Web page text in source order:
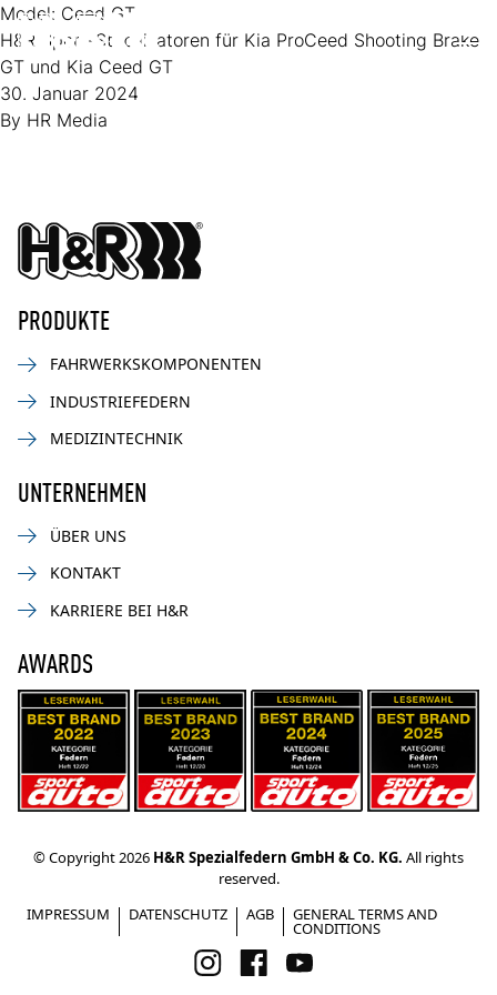
Zum Inhalt springen
Model: Ceed GT
H&R Sport-Stabilisatoren für Kia ProCeed Shooting Brake
GT und Kia Ceed GT
30. Januar 2024
By HR Media
PRODUKTE
FAHRWERKSKOMPONENTEN
INDUSTRIEFEDERN
MEDIZINTECHNIK
UNTERNEHMEN
ÜBER UNS
KONTAKT
KARRIERE BEI H&R
AWARDS
© Copyright 2026 H&R Spezialfedern GmbH & Co. KG. All rights
reserved.
IMPRESSUM
DATENSCHUTZ AGB GENERAL TERMS AND
CONDITIONS